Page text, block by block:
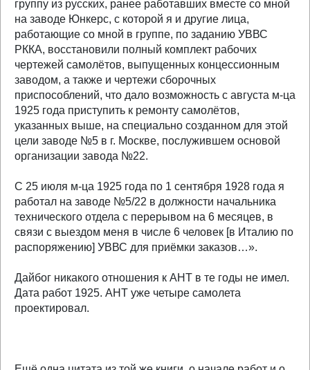
группу из русских, ранее работавших вместе со мной
на заводе Юнкерс, с которой я и другие лица,
работающие со мной в группе, по заданию УВВС
РККА, восстановили полный комплект рабочих
чертежей самолётов, выпущенных концессионным
заводом, а также и чертежи сборочных
приспособлений, что дало возможность с августа м-ца
1925 года приступить к ремонту самолётов,
указанных выше, на специально созданном для этой
цели заводе №5 в г. Москве, послужившем основой
организации завода №22.
С 25 июля м-ца 1925 года по 1 сентября 1928 года я
работал на заводе №5/22 в должности начальника
технического отдела с перерывом на 6 месяцев, в
связи с выездом меня в числе 6 человек [в Италию по
распоряжению] УВВС для приёмки заказов…».
Дайбог никакого отношения к АНТ в те годы не имел.
Дата работ 1925. АНТ уже четыре самолета
проектировал.